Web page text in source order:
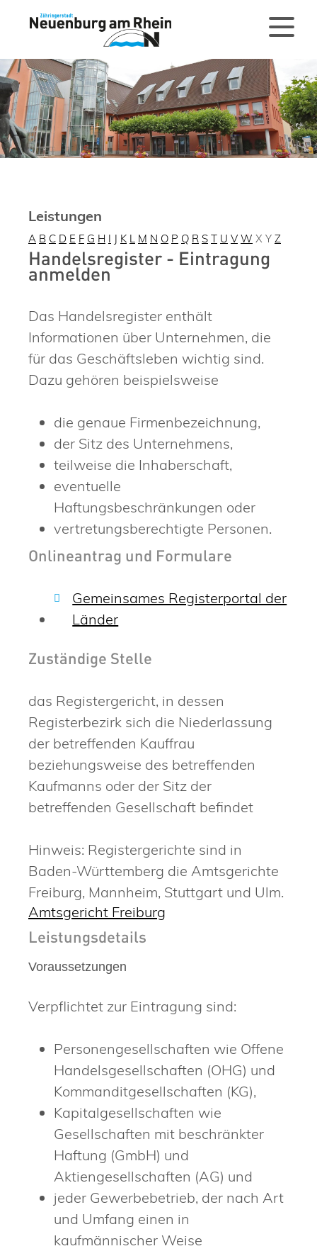
Leistungen
A B C D E F G H I J K L M N O P Q R S T U V W X Y Z
Handelsregister - Eintragung
anmelden
Das Handelsregister enthält
Informationen über Unternehmen, die
für das Geschäftsleben wichtig sind.
Dazu gehören beispielsweise
die genaue Firmenbezeichnung,
der Sitz des Unternehmens,
teilweise die Inhaberschaft,
eventuelle
Haftungsbeschränkungen oder
vertretungsberechtigte Personen.
Onlineantrag und Formulare
Gemeinsames Registerportal der
Länder
Zuständige Stelle
das Registergericht, in dessen
Registerbezirk sich die Niederlassung
der betreffenden Kauffrau
beziehungsweise des betreffenden
Kaufmanns oder der Sitz der
betreffenden Gesellschaft befindet
Hinweis: Registergerichte sind in
Baden-Württemberg die Amtsgerichte
Freiburg, Mannheim, Stuttgart und Ulm.
Amtsgericht Freiburg
Leistungsdetails
Voraussetzungen
Verpflichtet zur Eintragung sind:
Personengesellschaften wie Offene
Handelsgesellschaften (OHG) und
Kommanditgesellschaften (KG),
Kapitalgesellschaften wie
Gesellschaften mit beschränkter
Haftung (GmbH) und
Aktiengesellschaften (AG) und
jeder Gewerbebetrieb, der nach Art
und Umfang einen in
kaufmännischer Weise